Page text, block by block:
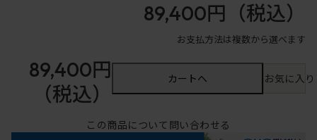
89,400円 （税込）
お支払方法は複数から選べます
89,400円
（税込）
カートへ お気に入
この商品について問い合わせる